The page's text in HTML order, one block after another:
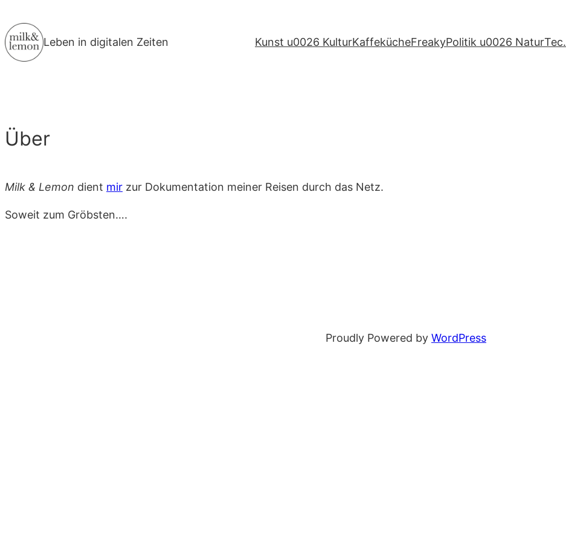
Inhalt
springenLeben in digitalen Zeiten Kunst u0026 KulturKaffekücheFreakyPolitik u0026 NaturTec.
Über
Milk & Lemon dient mir zur Dokumentation meiner Reisen durch das Netz.
Soweit zum Gröbsten….
Proudly Powered by WordPress